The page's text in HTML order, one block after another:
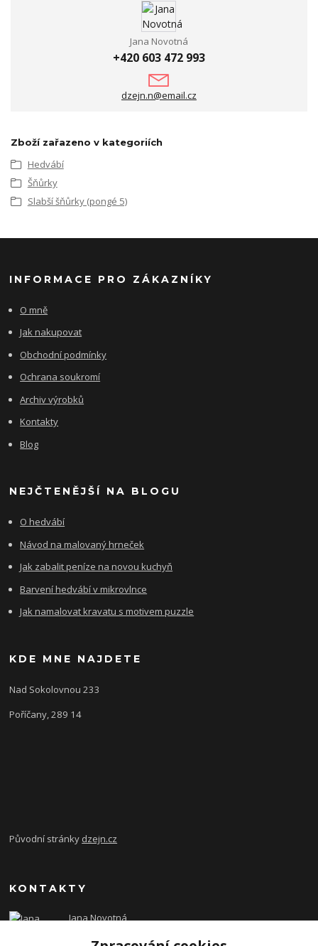
Jana Novotná
+420 603 472 993
dzejn.n@email.cz
Zboží zařazeno v kategoriích
Hedvábí
Šňůrky
Slabší šňůrky (pongé 5)
INFORMACE PRO ZÁKAZNÍKY
O mně
Jak nakupovat
Obchodní podmínky
Ochrana soukromí
Archiv výrobků
Kontakty
Blog
NEJČTENĚJŠÍ NA BLOGU
O hedvábí
Návod na malovaný hrneček
Jak zabalit peníze na novou kuchyň
Barvení hedvábí v mikrovlnce
Jak namalovat kravatu s motivem puzzle
KDE MNE NAJDETE
Nad Sokolovnou 233
Poříčany, 289 14
Původní stránky dzejn.cz
KONTAKTY
Jana Novotná